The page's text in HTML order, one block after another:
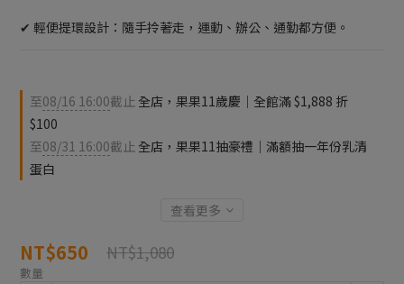
✔ 輕便提環設計：隨手拎著走，運動、辦公、通勤都方便。
至08/16 16:00截止 全店，果果11歲慶｜全館滿 $1,888 折
$100
至08/31 16:00截止 全店，果果11抽豪禮｜滿額抽一年份乳清
蛋白
查看更多
NT$650 NT$1,080
數量